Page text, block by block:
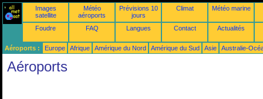
Images
satellite
Météo
aéroports
Prévisions 10
jours
Climat Météo marine
Foudre FAQ Langues Contact Actualités
Aéroports : Europe Afrique Amérique du Nord Amérique du Sud Asie Australie-
Aéroports